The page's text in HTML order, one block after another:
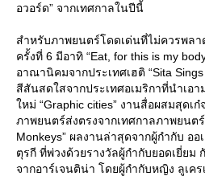
อวอร์ด” จากเทศกาลในปีนี้
สำหรับภาพยนตร์โดดเด่นที่ไม่ควรพล
ครั้งที่ 6 มีอาทิ “Eat, for this is my
อาณานิคมจากประเทศเฮติ “Sita
สีสันสดใสจากประเทศอเมริกาที่นำเอ
หม่ “Graphic cities” งานสื่อผสมสุดเก๋
ภาพยนตร์ส่งตรงจากเทศกาลภาพยนต
Monkeys” ผลงานล่าสุดจากผู้กำกับ อ
ตุรกี ที่พ่วงด้วยรางวัลผู้กำกับยอดเยี่ยม
จากอาร์เจนติน่า โดยผู้กำกับหญิง ลูเค